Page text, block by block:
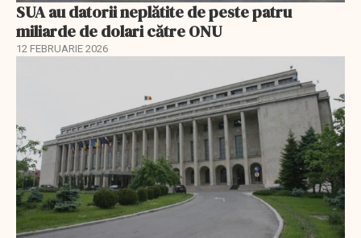
SUA au datorii neplătite de peste patru
miliarde de dolari către ONU
12 FEBRUARIE 2026